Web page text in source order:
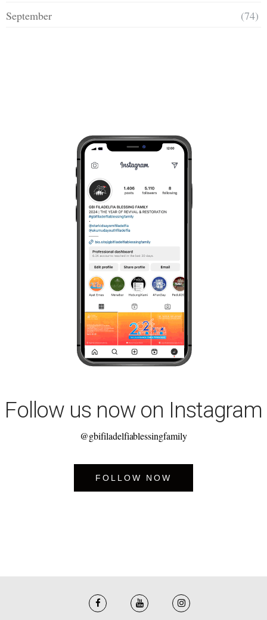
September
(74)
Follow us now on Instagram
@gbifiladelfiablessingfamily
FOLLOW NOW